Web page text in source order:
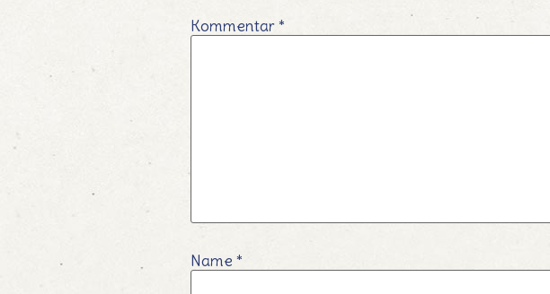
Kommentar*
Name *